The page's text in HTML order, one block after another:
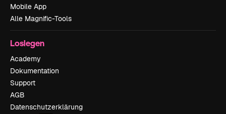
Mobile App
Alle Magnific-Tools
Loslegen
Academy
Dokumentation
Support
AGB
Datenschutzerklärung